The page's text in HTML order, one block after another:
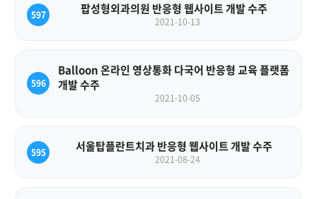
597 팝성형외과의원 반응형 웹사이트 개발 수주
2021-10-13
596
Balloon 온라인 영상통화 다국어 반응형 교육 플랫폼
개발 수주
2021-10-05
595 서울탑플란트치과 반응형 웹사이트 개발 수주
2021-08-24